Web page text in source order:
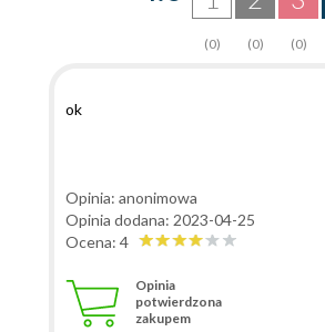
(0)
(0)
(0)
ok
Opinia: anonimowa
Opinia dodana: 2023-04-25
Ocena: 4
Opinia
potwierdzona
zakupem